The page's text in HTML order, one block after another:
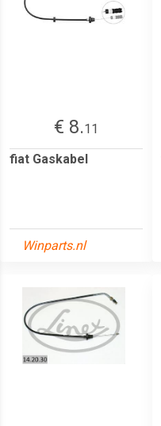
€ 8.11
fiat Gaskabel
Winparts.nl